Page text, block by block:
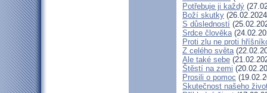
Potřebuje ji každý
Boží skutky
S důsledností
Srdce člověka
Proti zlu ne proti
Z celého světa
Ale také sebe
Štěstí na zemi
Prosili o pomoc
Skutečnost našeho